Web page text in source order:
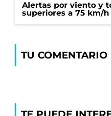
Alertas por viento y
superiores a 75 km/h
TU COMENTARIO